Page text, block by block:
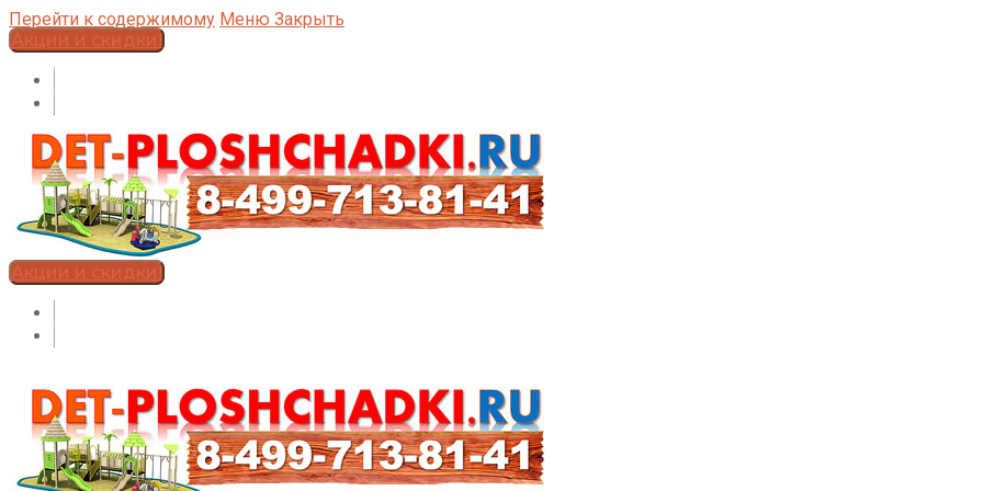
Перейти к содержимому Меню Закрыть
Акции и скидки!
Акции и скидки!